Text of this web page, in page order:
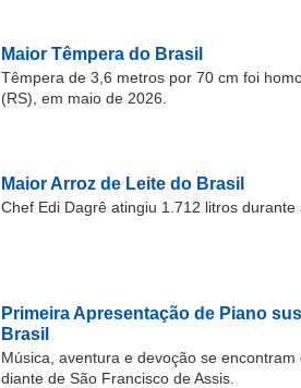
Maior Têmpera do Brasil
Têmpera de 3,6 metros por 70 cm foi
(RS), em maio de 2026.
Maior Arroz de Leite do Brasil
Chef Edi Dagrê atingiu 1.712 litros
Primeira Apresentação de Piano
Brasil
Música, aventura e devoção se
diante de São Francisco de Assis.